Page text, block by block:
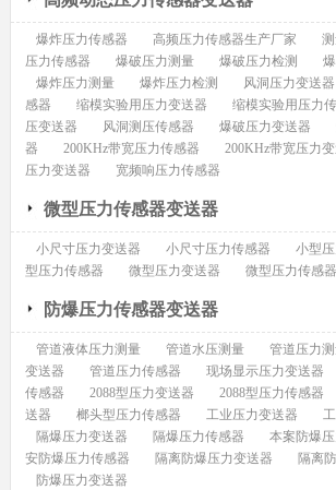
爆炸压力传感器 高频压力传感器生产厂家
压力传感器
爆破压力测量 爆破压力检测
爆炸压力测量
爆炸压力检测 风洞压力变送器
感器
缩模实验用压力变送器 缩模实验用压力
压变送器
风洞测压传感器 爆破压力变送器
器
200KHz带宽压力传感器 200KHz带宽压力
压力变送器
宽频响压力传感器
微型压力传感器变送器
小尺寸压力变送器 小尺寸压力传感器 小型
型压力传感器
微型压力变送器 微型压力传感器
防爆压力传感器变送器
管道液体压力测量 管道水压测量 管道压力
变送器
管道压力传感器 现场显示压力变送器
传感器
2088型压力变送器 2088型压力传感器
送器
榔头型压力传感器 工业压力变送器
隔爆压力变送器
隔爆压力传感器 本案防爆
安防爆压力传感器
隔离防爆压力变送器
隔离
防爆压力变送器